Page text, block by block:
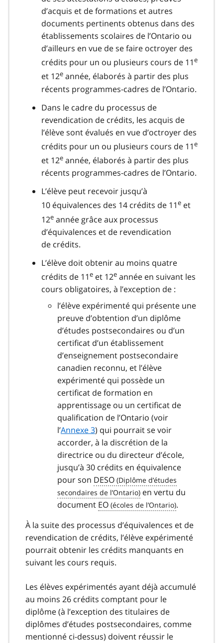
d’acquis et de formations et autres
documents pertinents obtenus dans des
établissements scolaires de l’Ontario ou
d’ailleurs en vue de se faire octroyer des
crédits pour un ou plusieurs cours de 11e
et 12e année, élaborés à partir des plus
récents programmes-cadres de l’Ontario.
Dans le cadre du processus de
revendication de crédits, les acquis de
l’élève sont évalués en vue d’octroyer des
crédits pour un ou plusieurs cours de 11e
et 12e année, élaborés à partir des plus
récents programmes-cadres de l’Ontario.
L’élève peut recevoir jusqu’à
10 équivalences des 14 crédits de 11e et
12e année grâce aux processus
d’équivalences et de revendication
de crédits.
L’élève doit obtenir au moins quatre
crédits de 11e et 12e année en suivant les
cours obligatoires, à l’exception de :
l’élève expérimenté qui présente une
preuve d’obtention d’un diplôme
d’études postsecondaires ou d’un
certificat d’un établissement
d’enseignement postsecondaire
canadien reconnu, et l’élève
expérimenté qui possède un
certificat de formation en
apprentissage ou un certificat de
qualification de l’Ontario (voir
l’Annexe 3) qui pourrait se voir
accorder, à la discrétion de la
directrice ou du directeur d’école,
jusqu’à 30 crédits en équivalence
pour son DESO
en vertu du
document EO
.
À la suite des processus d’équivalences et de
revendication de crédits, l’élève expérimenté
pourrait obtenir les crédits manquants en
suivant les cours requis.
Les élèves expérimentés ayant déjà accumulé
au moins 26 crédits comptant pour le
diplôme (à l’exception des titulaires de
diplômes d’études postsecondaires, comme
mentionné ci-dessus) doivent réussir le